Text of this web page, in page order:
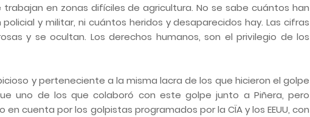
en zonas difíciles de agricultura. No se sabe cuántos han
y militar, ni cuántos heridos y desaparecidos hay. Las cifras
y se ocultan. Los derechos humanos, son el privilegio de los
y perteneciente a la misma lacra de los que hicieron el golpe
uno de los que colaboró con este golpe junto a Piñera, pero
cuenta por los golpistas programados por la CÏA y los EEUU, con